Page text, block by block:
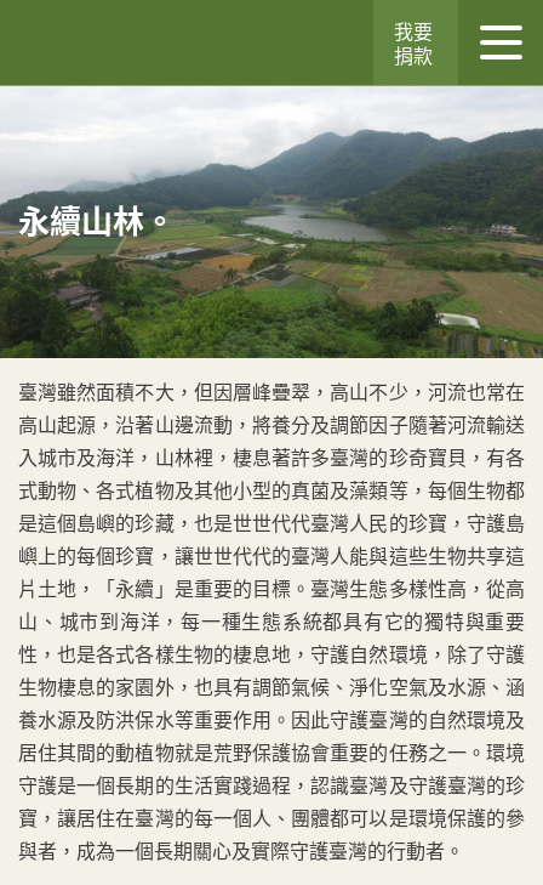
我要
捐款
永續山林。
臺灣雖然面積不大，但因層峰疊翠，高山不少，河流也常在
高山起源，沿著山邊流動，將養分及調節因子隨著河流輸送
入城市及海洋，山林裡，棲息著許多臺灣的珍奇寶貝，有各
式動物、各式植物及其他小型的真菌及藻類等，每個生物都
是這個島嶼的珍藏，也是世世代代臺灣人民的珍寶，守護島
嶼上的每個珍寶，讓世世代代的臺灣人能與這些生物共享這
片土地，「永續」是重要的目標。臺灣生態多樣性高，從高
山、城市到海洋，每一種生態系統都具有它的獨特與重要
性，也是各式各樣生物的棲息地，守護自然環境，除了守護
生物棲息的家園外，也具有調節氣候、淨化空氣及水源、涵
養水源及防洪保水等重要作用。因此守護臺灣的自然環境及
居住其間的動植物就是荒野保護協會重要的任務之一。環境
守護是一個長期的生活實踐過程，認識臺灣及守護臺灣的珍
寶，讓居住在臺灣的每一個人、團體都可以是環境保護的參
與者，成為一個長期關心及實際守護臺灣的行動者。